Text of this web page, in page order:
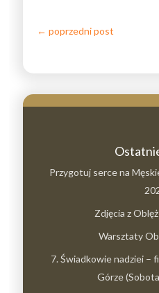
←poprzedni post
Przygotuj serce na
Zdjęcia z
Warsztaty
7. Świadkowie nadziei –
Górze